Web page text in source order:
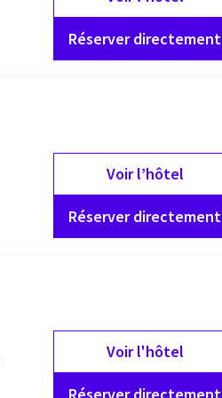
Réserver directement
Voir l’hôtel
Réserver directement
Voir l'hôtel
Réserver directement